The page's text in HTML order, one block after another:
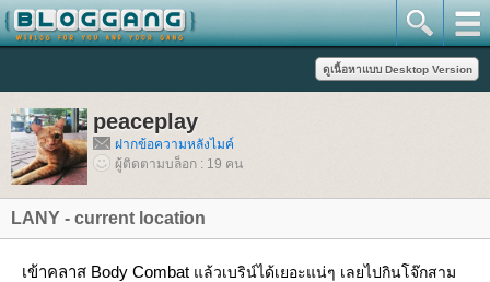
peaceplay
ฝากข้อความหลังไมค์
ผู้ติดตามบล็อก : 19 คน
LANY - current location
เข้าคลาส Body Combat ล้วเบริน์ได้เยอะแน่ๆ เลยไปกินโจ๊กสาม